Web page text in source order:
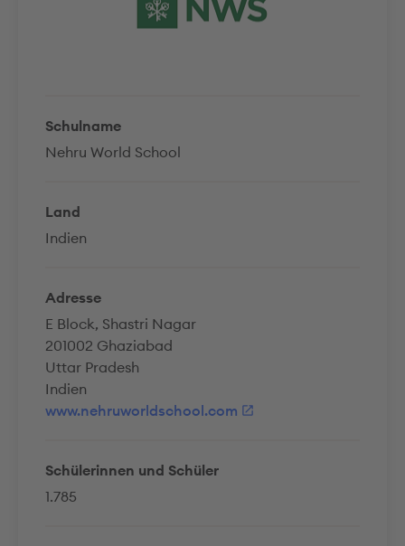
Schulname
Nehru World School
Land
Indien
Adresse
E Block, Shastri Nagar
201002 Ghaziabad
Uttar Pradesh
Indien
www.nehruworldschool.com
Schülerinnen und Schüler
1.785